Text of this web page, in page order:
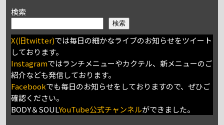
検索
検索
X(旧twitter)では毎日の細かなライブのお知らせをツイート
しております。
Instagramではランチメニューやカクテル、新メニューのご
紹介なども発信しております。
Facebookでも毎日のお知らせをしておりますので、ぜひご
確認ください。
BODY＆SOULYouTube公式チャンネルができました。